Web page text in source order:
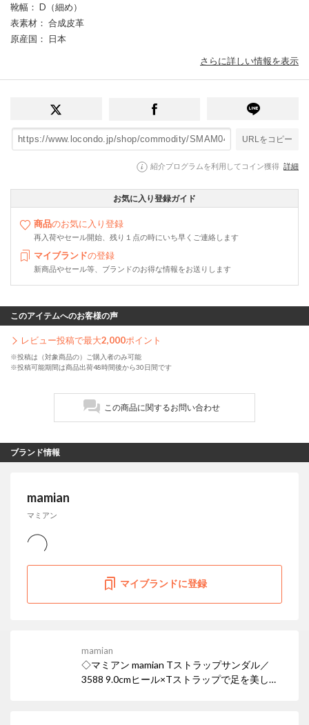
靴幅 ： D（細め）
表素材 ： 合成皮革
原産国 ： 日本
さらに詳しい情報を表示
URLをコピー
紹介プログラムを利用してコイン獲得 詳細
お気に入り登録ガイド
商品のお気に入り登録
再入荷やセール開始、残り１点の時にいち早くご連絡します
マイブランドの登録
新商品やセール等、ブランドのお得な情報をお送りします
このアイテムへのお客様の声
レビュー投稿で最大2,000ポイント
※投稿は（対象商品の）ご購入者のみ可能
※投稿可能期間は商品出荷48時間後から30日間です
この商品に関するお問い合わせ
ブランド情報
mamian
マミアン
マイブランドに登録
mamian
◇マミアン mamian Tストラップサンダル／
3588 9.0cmヒール×Tストラップで足を美し